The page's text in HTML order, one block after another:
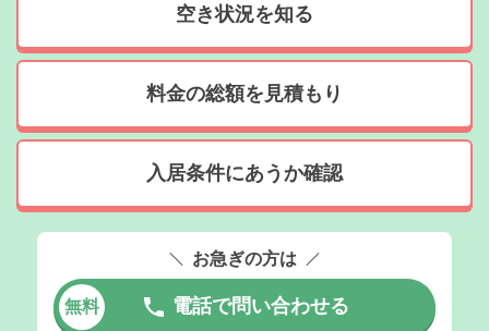
空き状況を知る
料金の総額を見積もり
入居条件にあうか確認
お急ぎの方は
無料 電話で問い合わせる